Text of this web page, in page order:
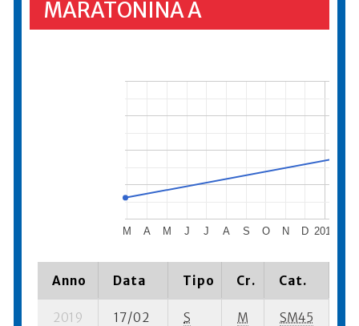
MARATONINA A
2018
M A M J J A S O N D
Anno Data Tipo Cr. Cat.
2019 17/02 S M SM45